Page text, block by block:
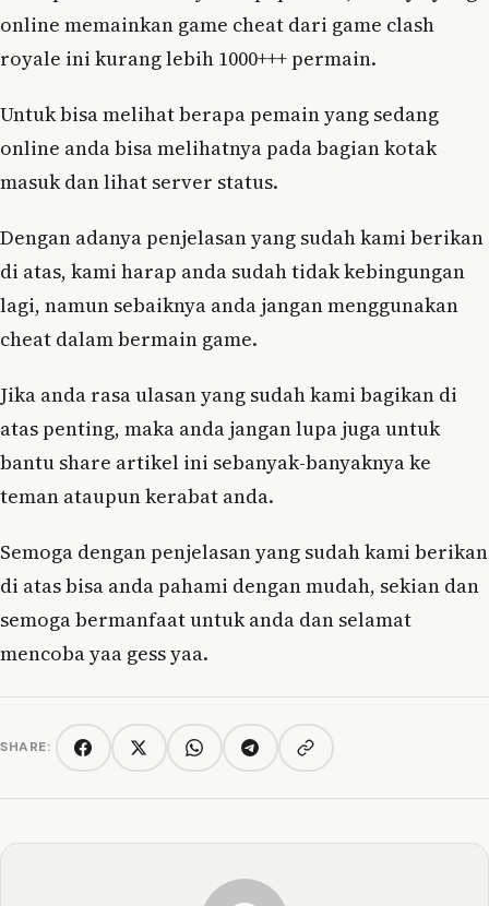
online memainkan game cheat dari game clash
royale ini kurang lebih 1000+++ permain.
Untuk bisa melihat berapa pemain yang sedang
online anda bisa melihatnya pada bagian kotak
masuk dan lihat server status.
Dengan adanya penjelasan yang sudah kami berikan
di atas, kami harap anda sudah tidak kebingungan
lagi, namun sebaiknya anda jangan menggunakan
cheat dalam bermain game.
Jika anda rasa ulasan yang sudah kami bagikan di
atas penting, maka anda jangan lupa juga untuk
bantu share artikel ini sebanyak-banyaknya ke
teman ataupun kerabat anda.
Semoga dengan penjelasan yang sudah kami berikan
di atas bisa anda pahami dengan mudah, sekian dan
semoga bermanfaat untuk anda dan selamat
mencoba yaa gess yaa.
SHARE: FacebookTwitter/XWhatsAppTelegramCopy link